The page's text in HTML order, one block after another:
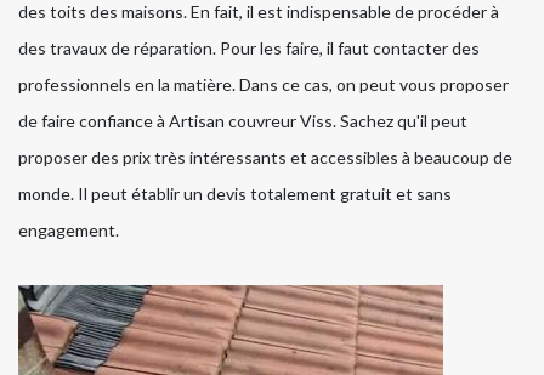
des toits des maisons. En fait, il est indispensable de procéder à
des travaux de réparation. Pour les faire, il faut contacter des
professionnels en la matière. Dans ce cas, on peut vous proposer
de faire confiance à Artisan couvreur Viss. Sachez qu'il peut
proposer des prix très intéressants et accessibles à beaucoup de
monde. Il peut établir un devis totalement gratuit et sans
engagement.